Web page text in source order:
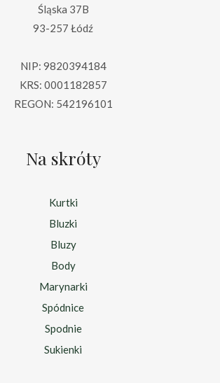
Śląska 37B
93-257 Łódź
NIP: 9820394184
KRS: 0001182857
REGON: 542196101
Na skróty
Kurtki
Bluzki
Bluzy
Body
Marynarki
Spódnice
Spodnie
Sukienki